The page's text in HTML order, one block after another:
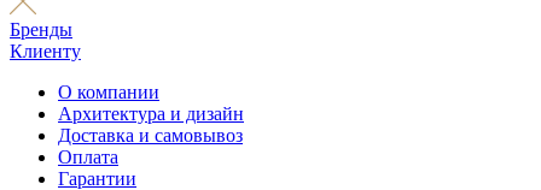
Бренды
Клиенту
О компании
Архитектура и дизайн
Доставка и самовывоз
Оплата
Гарантии